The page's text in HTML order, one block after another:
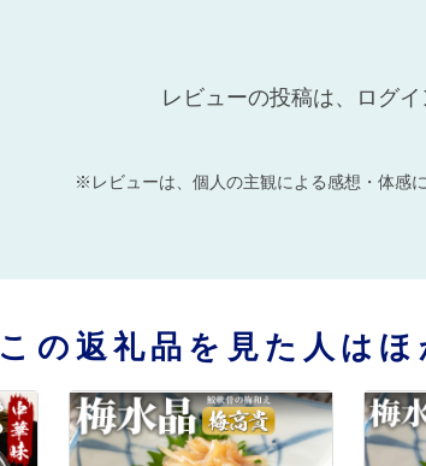
レビューの投稿は、ログイ
※レビューは、個人の主観による感想・体感
この返礼品を見た人は